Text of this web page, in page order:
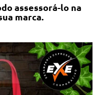
assessorá-lo na
marca.